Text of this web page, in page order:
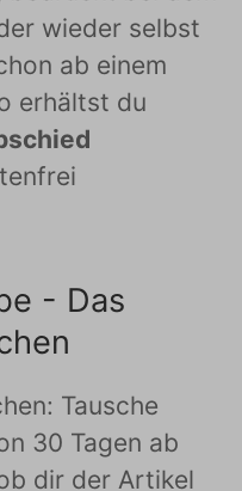
wieder selbst
ab einem
erhältst du
- Das
Tausche
30 Tagen ab
dir der Artikel